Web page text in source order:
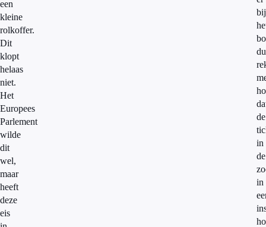
een
kleine
rolkoffer.
Dit
klopt
helaas
niet.
Het
Europees
Parlement
wilde
dit
wel,
maar
heeft
deze
eis
bij
de
in
de
in